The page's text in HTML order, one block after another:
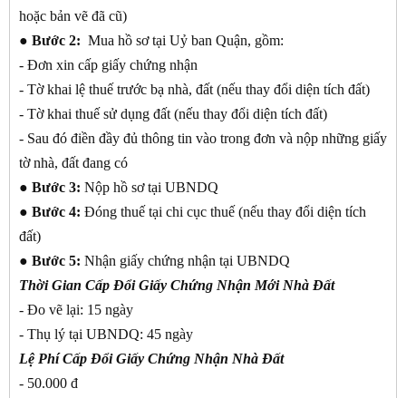
hoặc bản vẽ đã cũ)
● Bước 2: Mua hồ sơ tại Uỷ ban Quận, gồm:
- Đơn xin cấp giấy chứng nhận
- Tờ khai lệ thuế trước bạ nhà, đất (nếu thay đổi diện tích đất)
- Tờ khai thuế sử dụng đất (nếu thay đổi diện tích đất)
- Sau đó điền đầy đủ thông tin vào trong đơn và nộp những giấy
tờ nhà, đất đang có
● Bước 3: Nộp hồ sơ tại UBNDQ
● Bước 4: Đóng thuế tại chi cục thuế (nếu thay đổi diện tích
đất)
● Bước 5: Nhận giấy chứng nhận tại UBNDQ
Thời Gian Cấp Đổi Giấy Chứng Nhận Mới Nhà Đất
- Đo vẽ lại: 15 ngày
- Thụ lý tại UBNDQ: 45 ngày
Lệ Phí Cấp Đổi Giấy Chứng Nhận Nhà Đất
- 50.000 đ